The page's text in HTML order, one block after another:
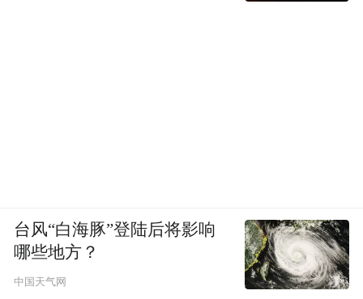
台风“白海豚”登陆后将影响
哪些地方？
中国天气网